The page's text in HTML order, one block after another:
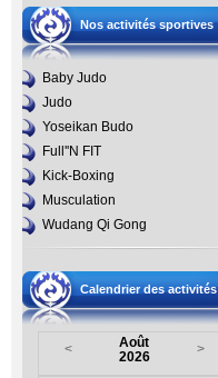
Nos activités sportives
Baby Judo
Judo
Yoseikan Budo
Full''N FIT
Kick-Boxing
Musculation
Wudang Qi Gong
Calendrier des activités
<
Août
2026
>